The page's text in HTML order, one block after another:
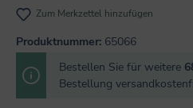
Zum Merkzettel hinzufügen
Produktnummer: 65066
Bestellen Sie für weitere
Bestellung